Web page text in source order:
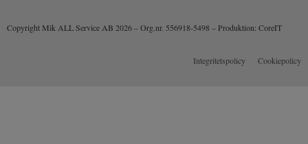
Copyright Mik ALL Service AB 2026 – Org.nr. 556918-5498 – Produktion: CoreIT
Integritetspolicy Cookiepolicy